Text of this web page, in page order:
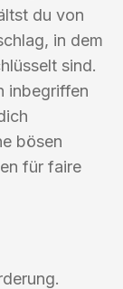
du von
in dem
sind.
inbegriffen
bösen
für faire